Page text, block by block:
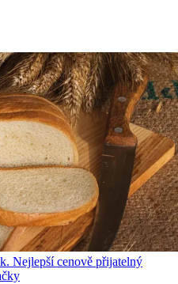
Nejlepší cenově přijatelný